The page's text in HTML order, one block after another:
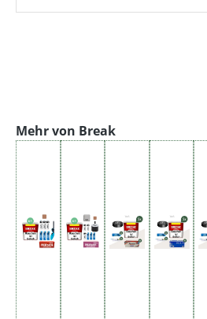
Produktgalerie überspringen
Mehr von Break